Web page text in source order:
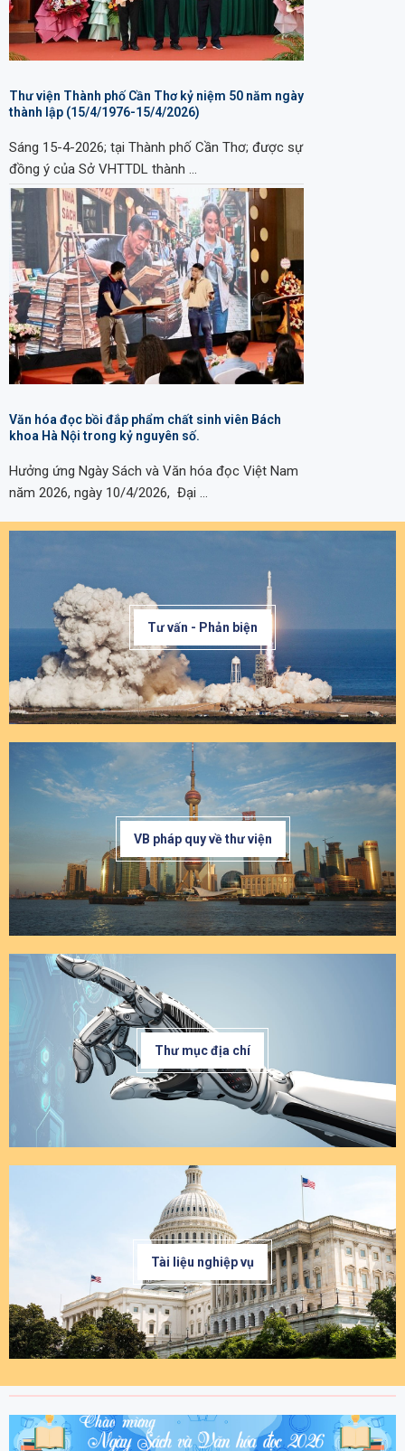
Thư viện Thành phố Cần Thơ kỷ niệm 50 năm ngày
thành lập (15/4/1976-15/4/2026)
Sáng 15-4-2026; tại Thành phố Cần Thơ; được sự
đồng ý của Sở VHTTDL thành …
Văn hóa đọc bồi đắp phẩm chất sinh viên Bách
khoa Hà Nội trong kỷ nguyên số.
Hưởng ứng Ngày Sách và Văn hóa đọc Việt Nam
năm 2026, ngày 10/4/2026, Đại …
Tư vấn - Phản biện
VB pháp quy về thư viện
Thư mục địa chí
Tài liệu nghiệp vụ